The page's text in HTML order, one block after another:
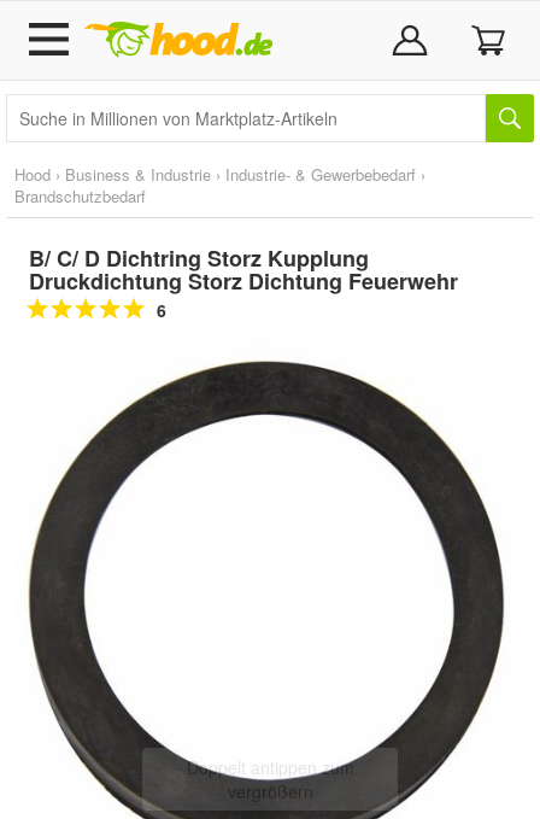
Hood › Business & Industrie › Industrie- & Gewerbebedarf ›
Brandschutzbedarf
B/ C/ D Dichtring Storz Kupplung
Druckdichtung Storz Dichtung Feuerwehr
6
Doppelt antippen zum
vergrößern